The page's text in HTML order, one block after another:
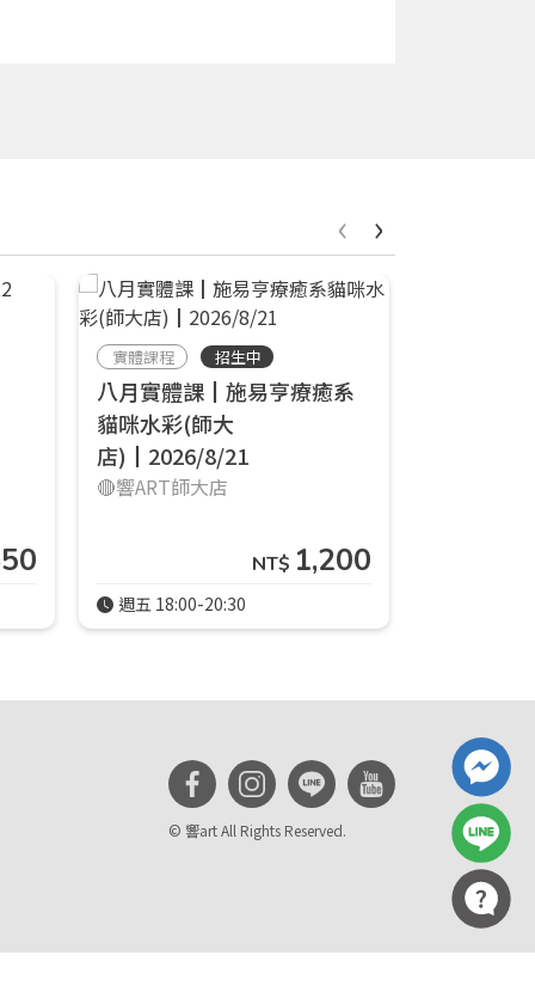
實體課程 招生中
八月實體課┃施易亨療癒系
貓咪水彩(師大
店)┃2026/8/21
🔴響ART師大店
NT$ 1,200
週五 18:00-20:30
‹ ›
© 響art All Rights Reserved.